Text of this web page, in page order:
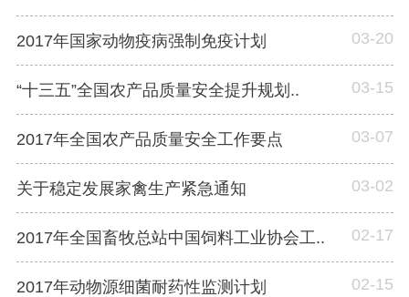
2017年国家动物疫病强制免疫计划 03-20
“十三五”全国农产品质量安全提升规划.. 03-15
2017年全国农产品质量安全工作要点 03-07
关于稳定发展家禽生产紧急通知 03-02
2017年全国畜牧总站中国饲料工业协会工.. 02-17
2017年动物源细菌耐药性监测计划 02-15